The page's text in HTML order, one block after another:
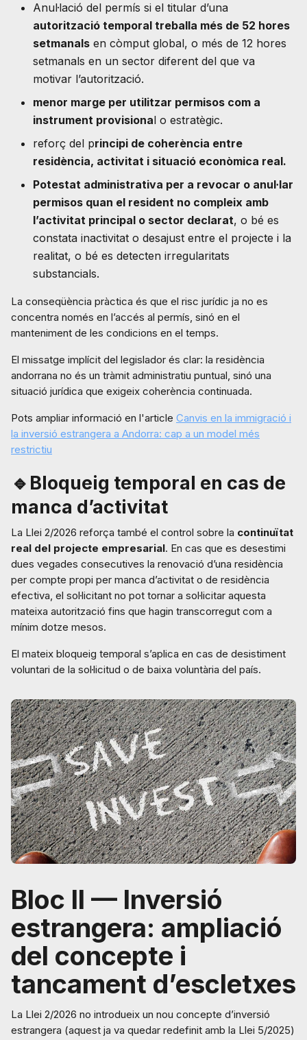
Anul·lació del permís si el titular d’una
autorització temporal treballa més de 52 hores
setmanals en còmput global, o més de 12 hores
setmanals en un sector diferent del que va
motivar l’autorització.
menor marge per utilitzar permisos com a
instrument provisional o estratègic.
reforç del principi de coherència entre
residència, activitat i situació econòmica real.
Potestat administrativa per a revocar o anul·lar
permisos quan el resident no compleix amb
l’activitat principal o sector declarat, o bé es
constata inactivitat o desajust entre el projecte i la
realitat, o bé es detecten irregularitats
substancials.
La conseqüència pràctica és que el risc jurídic ja no es
concentra només en l’accés al permís, sinó en el
manteniment de les condicions en el temps.
El missatge implícit del legislador és clar: la residència
andorrana no és un tràmit administratiu puntual, sinó una
situació jurídica que exigeix coherència continuada.
Pots ampliar informació en l'article Canvis en la immigració i
la inversió estrangera a Andorra: cap a un model més
restrictiu
🔹Bloqueig temporal en cas de
manca d’activitat
La Llei 2/2026 reforça també el control sobre la continuïtat
real del projecte empresarial. En cas que es desestimi
dues vegades consecutives la renovació d’una residència
per compte propi per manca d’activitat o de residència
efectiva, el sol·licitant no pot tornar a sol·licitar aquesta
mateixa autorització fins que hagin transcorregut com a
mínim dotze mesos.
El mateix bloqueig temporal s’aplica en cas de desistiment
voluntari de la sol·licitud o de baixa voluntària del país.
Bloc II — Inversió
estrangera: ampliació
del concepte i
tancament d’escletxes
La Llei 2/2026 no introdueix un nou concepte d’inversió
estrangera (aquest ja va quedar redefinit amb la Llei 5/2025)